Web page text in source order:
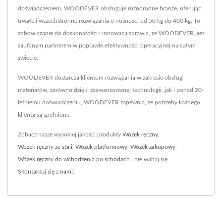
doświadczeniem, WOODEVER obsługuje różnorodne branże, oferując
trwałe i wszechstronne rozwiązania o nośności od 50 kg do 400 kg. To
zobowiązanie do doskonałości i innowacji sprawia, że WOODEVER jest
zaufanym partnerem w poprawie efektywności operacyjnej na całym
świecie.
WOODEVER dostarcza klientom rozwiązania w zakresie obsługi
materiałów, zarówno dzięki zaawansowanej technologii, jak i ponad 20-
letniemu doświadczeniu, WOODEVER zapewnia, że potrzeby każdego
klienta są spełnione.
Zobacz nasze wysokiej jakości produkty Wózek ręczny
Wózek ręczny ze stali Wózek platformowy Wózek zakupowy
Wózek ręczny do wchodzenia po schodach i nie wahaj się
Skontaktuj się z nami